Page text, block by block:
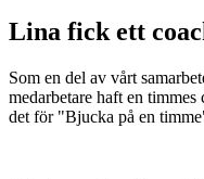
Lina fick ett
Som en del av vårt
medarbetare haft en
det för "Bjucka på en